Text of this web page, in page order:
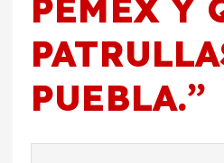
PUEBLA.”